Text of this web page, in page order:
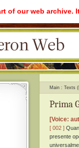
of our web archive.
Main Texts
Prima
[Voice:
[ 002 ]
presente